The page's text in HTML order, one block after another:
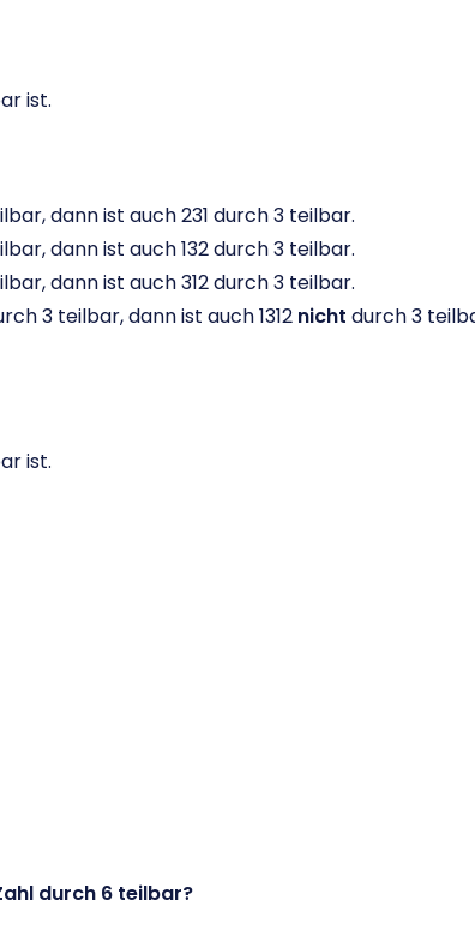
ist.
dann ist auch 231 durch 3 teilbar.
dann ist auch 132 durch 3 teilbar.
dann ist auch 312 durch 3 teilbar.
3 teilbar, dann ist auch 1312 nicht durch 3
ist.
durch 6 teilbar?